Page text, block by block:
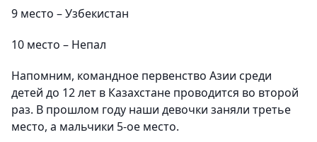
9 место – Узбекистан
10 место – Непал
Напомним, командное первенство Азии среди
детей до 12 лет в Казахстане проводится во второй
раз. В прошлом году наши девочки заняли третье
место, а мальчики 5-ое место.